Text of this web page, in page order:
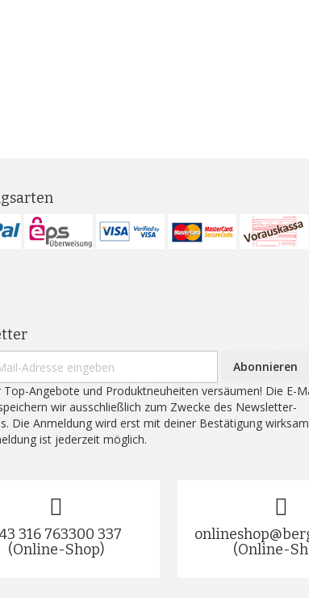
Abonnieren
Top-Angebote und Produktneuheiten versäumen! Die E-
wir ausschließlich zum Zwecke des Newsletter-
Die Anmeldung wird erst mit deiner Bestätigung
ist jederzeit möglich.
316 763300 337
(Online-Shop)
(Online-